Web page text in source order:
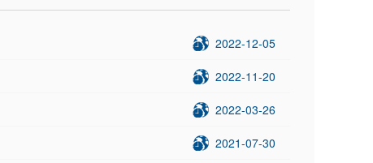
2022-12-05
2022-11-20
2022-03-26
2021-07-30